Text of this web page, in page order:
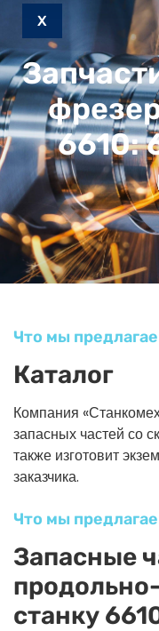
X
6610:
Что мы
Каталог
Компания
запасных частей со
также изготовит
заказчика.
Что мы
Запасные
станку